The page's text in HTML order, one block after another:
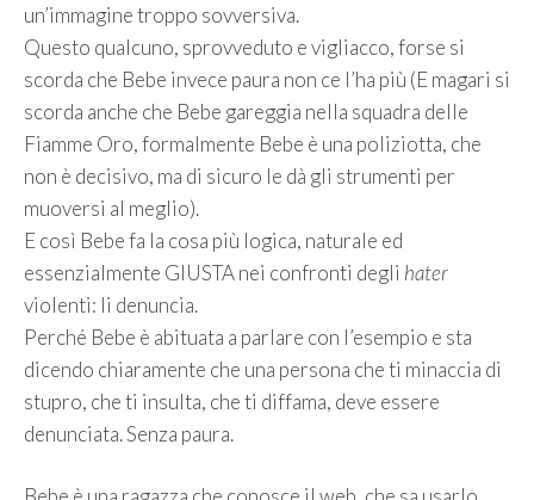
un’immagine troppo sovversiva.
Questo qualcuno, sprovveduto e vigliacco, forse si
scorda che Bebe invece paura non ce l’ha più (E magari si
scorda anche che Bebe gareggia nella squadra delle
Fiamme Oro, formalmente Bebe è una poliziotta, che
non è decisivo, ma di sicuro le dà gli strumenti per
muoversi al meglio).
E così Bebe fa la cosa più logica, naturale ed
essenzialmente GIUSTA nei confronti degli hater
violenti: li denuncia.
Perché Bebe è abituata a parlare con l’esempio e sta
dicendo chiaramente che una persona che ti minaccia di
stupro, che ti insulta, che ti diffama, deve essere
denunciata. Senza paura.